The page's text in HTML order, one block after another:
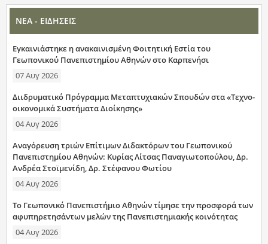
ΝΕΑ - ΕΙΔΗΣΕΙΣ
Εγκαινιάστηκε η ανακαινισμένη Φοιτητική Εστία του
Γεωπονικού Πανεπιστημίου Αθηνών στο Καρπενήσι
07 Αυγ 2026
Διιδρυματικό Πρόγραμμα Μεταπτυχιακών Σπουδών στα «Τεχνο-
οικονομικά Συστήματα Διοίκησης»
04 Αυγ 2026
Αναγόρευση τριών Επίτιμων Διδακτόρων του Γεωπονικού
Πανεπιστημίου Αθηνών: Κυρίας Λίτσας Παναγιωτοπούλου, Δρ.
Ανδρέα Στοϊμενίδη, Δρ. Στέφανου Φωτίου
04 Αυγ 2026
Το Γεωπονικό Πανεπιστήμιο Αθηνών τίμησε την προσφορά των
αφυπηρετησάντων μελών της Πανεπιστημιακής κοινότητας
04 Αυγ 2026